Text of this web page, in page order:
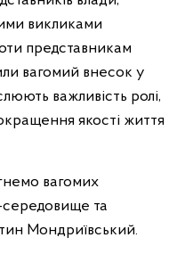
викликами
представникам
вагомий внесок у
важливість ролі,
якості життя
вагомих
середовище та
Мондриївський.